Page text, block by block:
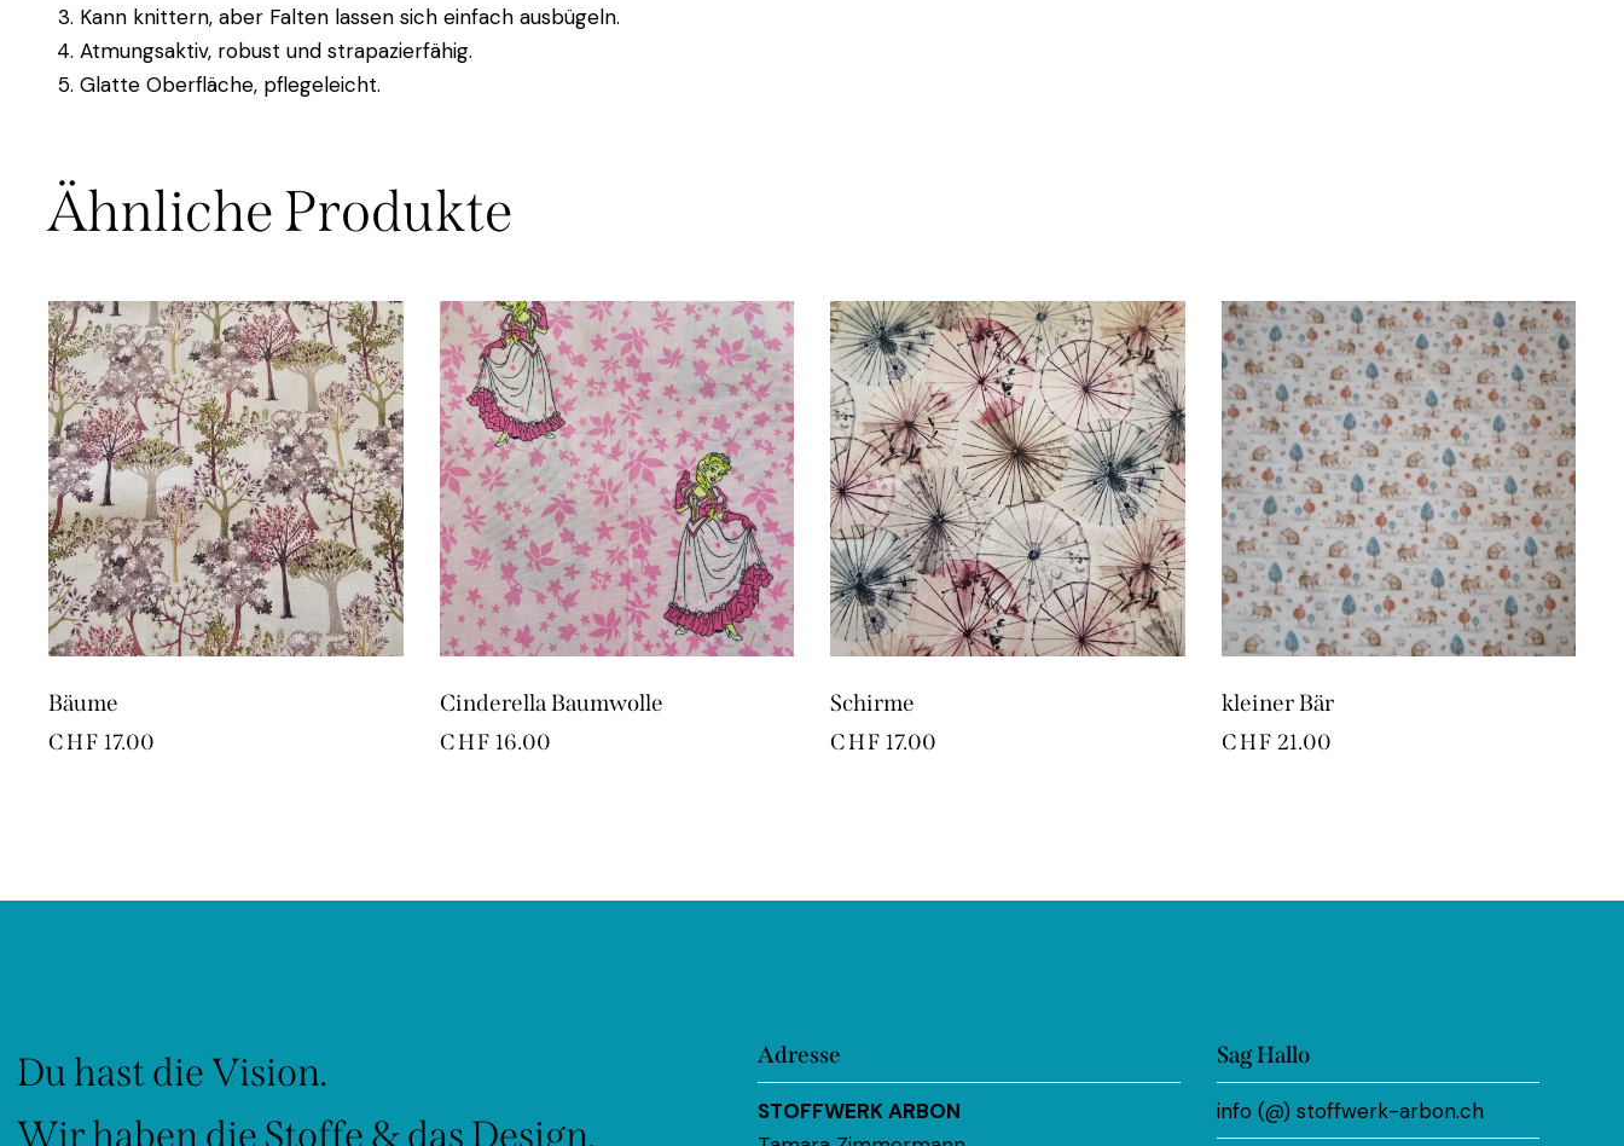
Kann knittern, aber Falten lassen sich einfach ausbügeln.
Atmungsaktiv, robust und strapazierfähig.
Glatte Oberfläche, pflegeleicht.
Ähnliche Produkte
Bäume
CHF 17.00
Cinderella Baumwolle
CHF 16.00
Schirme
CHF 17.00
kleiner Bär
CHF 21.00
Du hast die Vision.
Wir haben die Stoffe & das Design.
Adresse
STOFFWERK ARBON
Sag Hallo
info (@) stoffwerk-arbon.ch